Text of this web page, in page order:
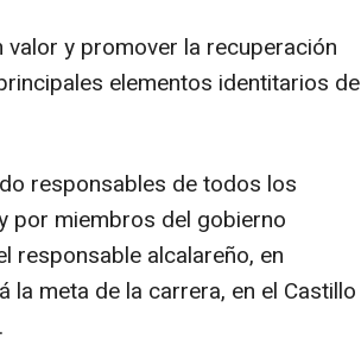
y promover la recuperación
elementos identitarios de
responsables de todos los
por miembros del gobierno
responsable alcalareño, en
meta de la carrera, en el Castillo